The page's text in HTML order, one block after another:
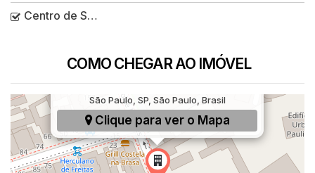
Centro de São Paulo
COMO CHEGAR AO IMÓVEL
Rua Doutor Penaforte Mendes, 74, Bela Vista,
São Paulo, SP, São Paulo, Brasil
Clique para ver o Mapa